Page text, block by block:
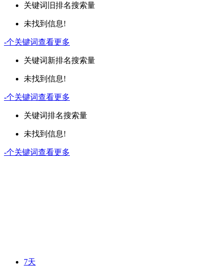
关键词 旧排名搜索量
未找到信息!
-个关键词查看更多
关键词新排名搜索量
未找到信息!
-个关键词查看更多
关键词排名搜索量
未找到信息!
-个关键词查看更多
7天